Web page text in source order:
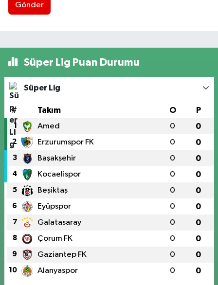
Gönder
Süper Lig Puan Durumu
Süper Lig
# Takım O P
1 Amed 0 0
2 Erzurumspor FK 0 0
3 Başakşehir 0 0
4 Kocaelispor 0 0
5 Beşiktaş 0 0
6 Eyüpspor 0 0
7 Galatasaray 0 0
8 Çorum FK 0 0
9 Gaziantep FK 0 0
10 Alanyaspor 0 0